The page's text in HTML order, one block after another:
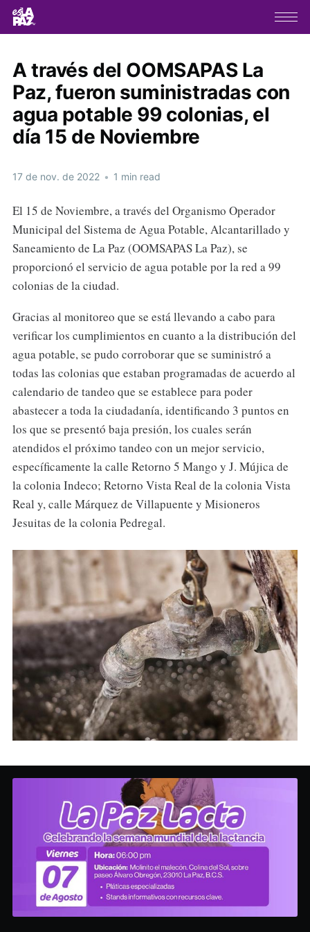
A través del OOMSAPAS La
Paz, fueron suministradas con
agua potable 99 colonias, el
día 15 de Noviembre
17 de nov. de 2022 • 1 min read
El 15 de Noviembre, a través del Organismo Operador
Municipal del Sistema de Agua Potable, Alcantarillado y
Saneamiento de La Paz (OOMSAPAS La Paz), se
proporcionó el servicio de agua potable por la red a 99
colonias de la ciudad.
Gracias al monitoreo que se está llevando a cabo para
verificar los cumplimientos en cuanto a la distribución del
agua potable, se pudo corroborar que se suministró a
todas las colonias que estaban programadas de acuerdo al
calendario de tandeo que se establece para poder
abastecer a toda la ciudadanía, identificando 3 puntos en
los que se presentó baja presión, los cuales serán
atendidos el próximo tandeo con un mejor servicio,
específicamente la calle Retorno 5 Mango y J. Mújica de
la colonia Indeco; Retorno Vista Real de la colonia Vista
Real y, calle Márquez de Villapuente y Misioneros
Jesuitas de la colonia Pedregal.